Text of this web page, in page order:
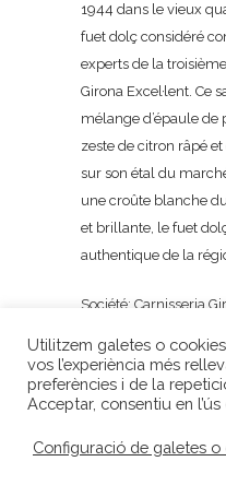
1944 dans le vieux
fuet dolç considéré
experts de la
Girona Excel·lent. Ce
mélange d’épaule de
zeste de citron râpé
sur son étal du
une croûte blanche
et brillante, le fuet
authentique de la
Société: Carnisseria
Utilitzem galetes o
vos l’experiència més
preferències i de la
Acceptar, consentiu en
Configuració de galetes o